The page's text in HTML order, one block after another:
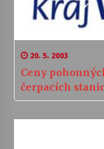
20. 5. 2003
Ceny
čerpacích